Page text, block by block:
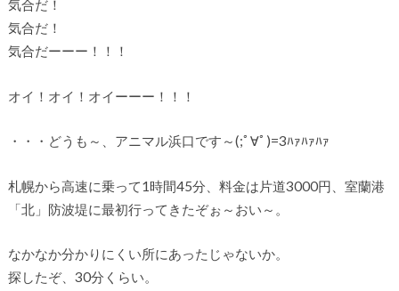
気合だ！
気合だ！
気合だーーー！！！
オイ！オイ！オイーーー！！！
・・・どうも～、アニマル浜口です～(;ﾟ∀ﾟ)=3ﾊｧﾊｧﾊｧ
札幌から高速に乗って1時間45分、料金は片道3000円、室蘭港
「北」防波堤に最初行ってきたぞぉ～おい～。
なかなか分かりにくい所にあったじゃないか。
探したぞ、30分くらい。